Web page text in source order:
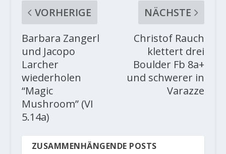
VORHERIGE
Barbara Zangerl​
und Jacopo
Larcher​
wiederholen
“Magic
Mushroom” (VI
5.14a)
NÄCHSTE
Christof Rauch
klettert drei
Boulder Fb 8a+
und schwerer in
Varazze
ZUSAMMENHÄNGENDE POSTS